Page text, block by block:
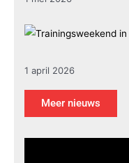
1 april 2026
Meer nieuws